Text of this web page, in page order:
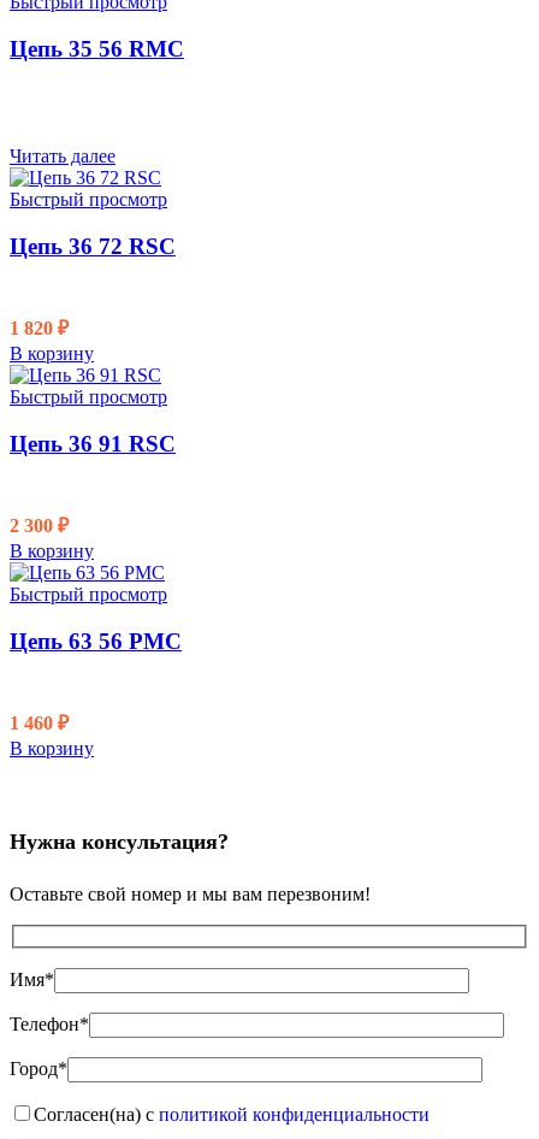
Цепь 35 56 RMC
Читать далее
Быстрый просмотр
Цепь 36 72 RSC
1 820 ₽
В корзину
Быстрый просмотр
Цепь 36 91 RSC
2 300 ₽
В корзину
Быстрый просмотр
Цепь 63 56 PMC
1 460 ₽
В корзину
Нужна консультация?
Оставьте свой номер и мы вам перезвоним!
Имя*
Телефон*
Город*
Согласен(на) с политикой конфиденциальности